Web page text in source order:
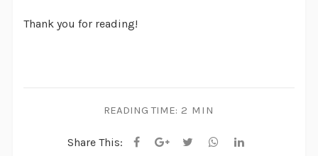
Thank you for reading!
READING TIME: 2 MIN
Share This: